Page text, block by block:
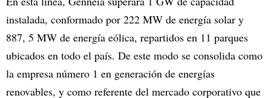
instalada, conformado por 222 MW de energía solar y
887, 5 MW de energía eólica, repartidos en 11 parques
ubicados en todo el país. De este modo se consolida como
la empresa número 1 en generación de energías
renovables, y como referente del mercado corporativo que